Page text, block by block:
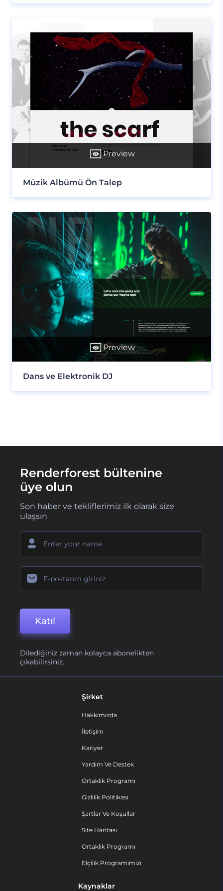
Preview
Müzik Albümü Ön Talep
Preview
Dans ve Elektronik DJ
Renderforest bültenine
üye olun
Son haber ve tekliflerimiz ilk olarak size
ulaşsın
Katıl
Dilediğiniz zaman kolayca abonelikten
çıkabilirsiniz.
Şirket
Hakkımızda
İletişim
Kariyer
Yardım Ve Destek
Ortaklık Programı
Gizlilik Politikası
Şartlar Ve Koşullar
Site Haritası
Ortaklık Programı
Elçilik Programımızı
Kaynaklar